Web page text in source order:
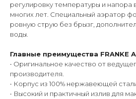
регулировку температуры и напора
многих лет. Специальный аэратор
ровную струю без брызг,
воды.
Главные преимущества FRANKE
• Оригинальное качество от
производителя.
• Корпус из 100% нержавеющей
• Высокий и практичный излив для